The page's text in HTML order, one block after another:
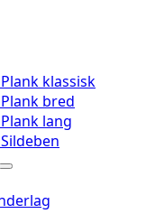
klassisk
bred
lang